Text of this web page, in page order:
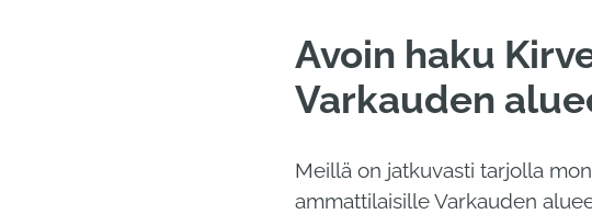
Avoin haku
Varkauden
Meillä on jatkuvasti tarjolla
ammattilaisille Varkauden